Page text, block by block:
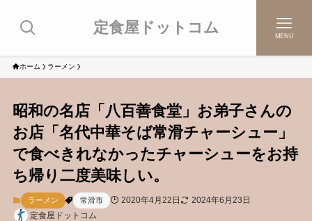
定食屋ドットコム MENU
ホーム ラーメン
昭和の名店「八百善食堂」お弟子さんの
お店「名代中華そば常滑チャーシュー」
で食べきれなかったチャーシューをお持
ち帰り二度美味しい。
ラーメン 常滑市 2020年4月22日
2024年6月23日
定食屋ドットコム